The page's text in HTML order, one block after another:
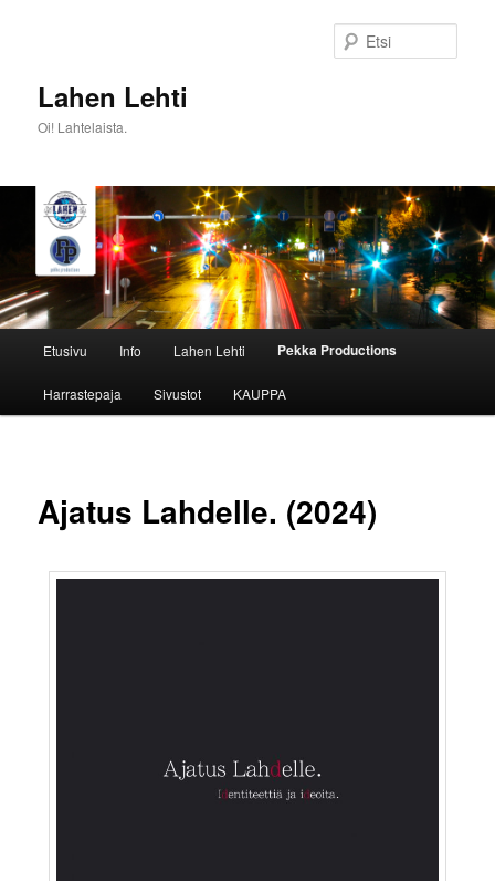
Lahen Lehti
Oi! Lahtelaista.
Etusivu Info Lahen Lehti Pekka Productions
Harrastepaja Sivustot KAUPPA
Ajatus Lahdelle. (2024)